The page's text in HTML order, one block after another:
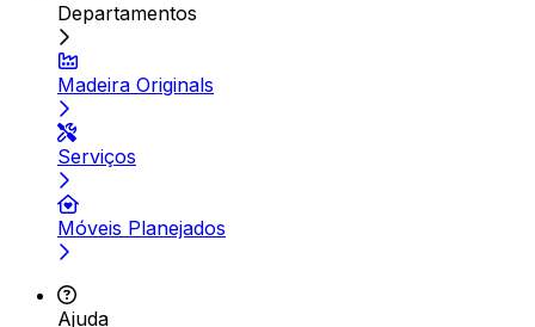
Departamentos
Madeira Originals
Serviços
Móveis Planejados
Ajuda